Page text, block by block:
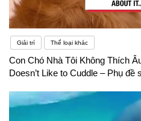
Giải trí Thể loại khác
Con Chó Nhà Tôi Không Thích
Doesn’t Like to Cuddle – Phụ đề